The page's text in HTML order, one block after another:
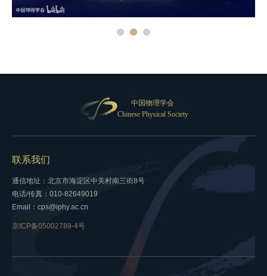
中国物理学会
Chinese Physical Society
联系我们
通信地址：北京市海淀区中关村南三街8号
电话/传真：010-82649019
Email：cps@iphy.ac.cn
京ICP备05002789-4号